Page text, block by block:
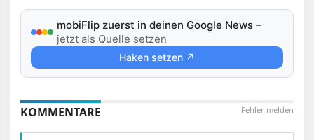
mobiFlip zuerst in deinen Google News –
jetzt als Quelle setzen
Haken setzen ↗
Fehler melden
KOMMENTARE